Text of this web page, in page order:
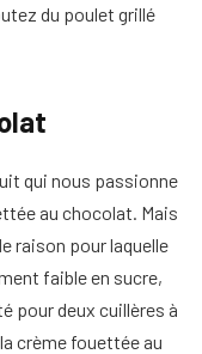
du poulet grillé
qui nous passionne
au chocolat. Mais
raison pour laquelle
faible en sucre,
pour deux cuillères à
crème fouettée au